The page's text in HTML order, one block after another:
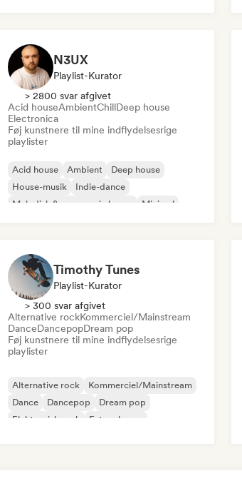
N3UX
Playlist-Kurator
> 2800 svar afgivet
Acid houseAmbientChillDeep house
Electronica
Føj kunstnere til mine indflydelsesrige
playlister
Acid house Ambient
Deep house
House-musik
Indie-dance
Melodisk & progressiv house
Minimal
Timothy Tunes
Playlist-Kurator
> 300 svar afgivet
Alternative rockKommerciel/Mainstream
DanceDancepopDream pop
Føj kunstnere til mine indflydelsesrige
playlister
Alternative rock
Kommerciel/Mainstream
Dance
Dancepop
Dream pop
Elektronisk rock
Future house